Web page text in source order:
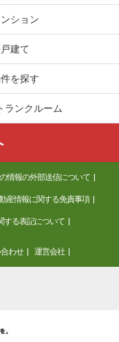
寺元町６
ション
建て
を探す
ランクルーム
情報の外部送信について
産情報に関する免責事項
する表記について
わせ 運営会社